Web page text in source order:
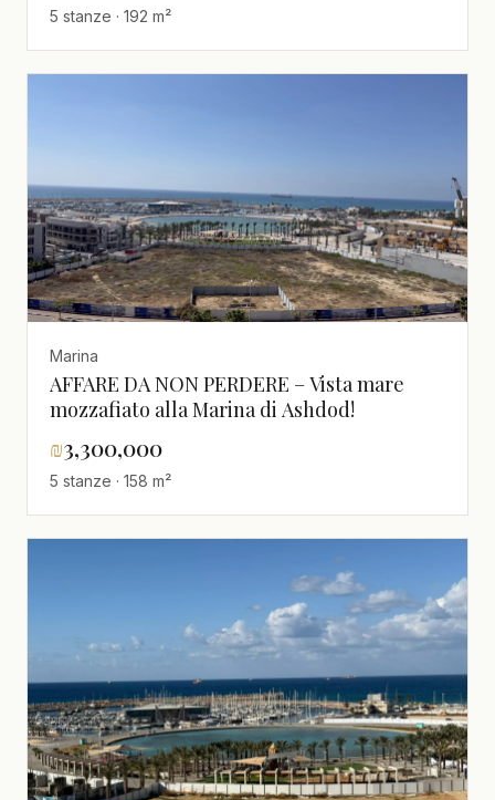
5 stanze · 192 m²
Marina
AFFARE DA NON PERDERE – Vista mare
mozzafiato alla Marina di Ashdod!
₪3,300,000
5 stanze · 158 m²